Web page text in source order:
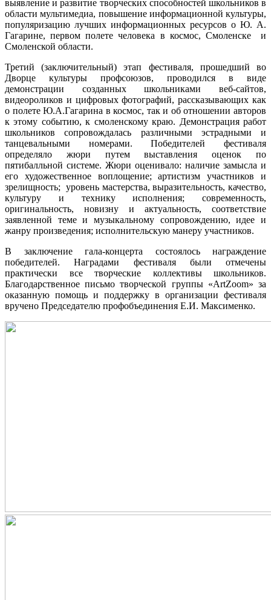
выявление и развитие творческих способностей школьников в
области мультимедиа, повышение информационной культуры,
популяризацию лучших информационных ресурсов о Ю. А.
Гагарине, первом полете человека в космос, Смоленске и
Смоленской области.
Третий (заключительный) этап фестиваля, прошедший во
Дворце культуры профсоюзов, проводился в виде
демонстрации созданных школьниками веб-сайтов,
видеороликов и цифровых фотографий, рассказывающих как
о полете Ю.А.Гагарина в космос, так и об отношении авторов
к этому событию, к смоленскому краю. Демонстрация работ
школьников сопровождалась различными эстрадными и
танцевальными номерами. Победителей фестиваля
определяло жюри путем выставления оценок по
пятибалльной системе. Жюри оценивало: наличие замысла и
его художественное воплощение; артистизм участников и
зрелищность; уровень мастерства, выразительность, качество,
культуру и технику исполнения; современность,
оригинальность, новизну и актуальность, соответствие
заявленной теме и музыкальному сопровождению, идее и
жанру произведения; исполнительскую манеру участников.
В заключение гала-концерта состоялось награждение
победителей. Наградами фестиваля были отмечены
практически все творческие коллективы школьников.
Благодарственное письмо творческой группы «ArtZoom» за
оказанную помощь и поддержку в организации фестиваля
вручено Председателю профобъединения Е.И. Максименко.